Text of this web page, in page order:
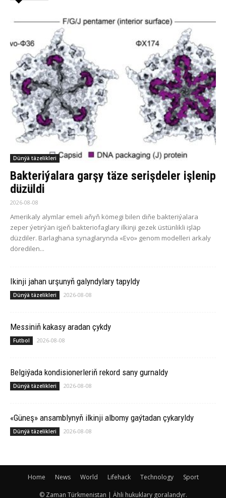
Dünýä täzelikleri
Bakteriýalara garşy täze serişdeler işlenip
düzüldi
2026-08-08
Amerikaly alymlar emeli aňyň kömegi bilen diňe bakteriýalara
zeper ýetirýän işjeň bakteriofaglary ilkinji gezek üstünlikli işläp
düzdiler. Barlaghana synaglarynda «Evo» genom modelleri arkaly
döredilen...
Ikinji jahan urşunyň galyndylary tapyldy
Dünýä täzelikleri 2026-08-08
Messiniň kakasy aradan çykdy
Futbol 2026-08-08
Belgiýada kondisionerleriň rekord sany gurnaldy
Dünýä täzelikleri 2026-08-08
«Güneş» ansamblynyň ilkinji albomy gaýtadan çykaryldy
Dünýä täzelikleri 2026-08-08
Home News World Lifehack Technology Sport
© Zaman Türkmenistan | Ähli hukuklary goralandyr.